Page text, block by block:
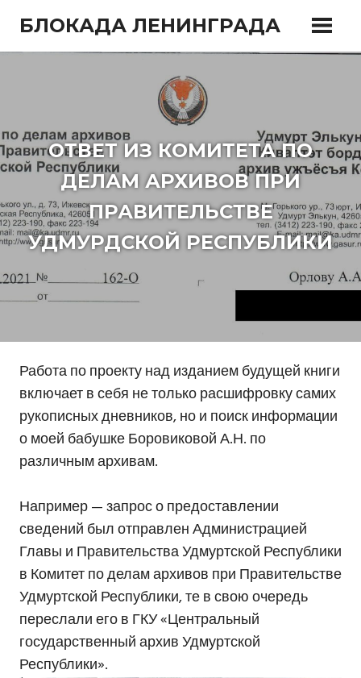
содержимому
БЛОКАДА ЛЕНИНГРАДА
ОТВЕТ ИЗ КОМИТЕТА ПО
ДЕЛАМ АРХИВОВ ПРИ
ПРАВИТЕЛЬСТВЕ
УДМУРДСКОЙ РЕСПУБЛИКИ
Работа по проекту над изданием будущей книги
включает в себя не только расшифровку самих
рукописных дневников, но и поиск информации
о моей бабушке Боровиковой А.Н. по
различным архивам.
Например — запрос о предоставлении
сведений был отправлен Администрацией
Главы и Правительства Удмуртской Республики
в Комитет по делам архивов при Правительстве
Удмуртской Республики, те в свою очередь
переслали его в ГКУ «Центральный
государственный архив Удмуртской
Республики».